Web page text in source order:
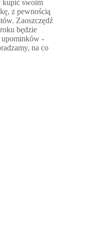
kupić swoim
z pewnością
Zaoszczędź
będzie
upominków -
na co